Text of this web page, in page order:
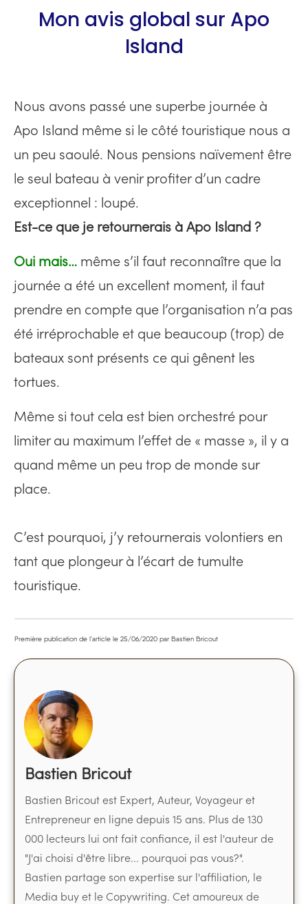
Mon avis global sur Apo
Island
Nous avons passé une superbe journée à
Apo Island même si le côté touristique nous a
un peu saoulé. Nous pensions naïvement être
le seul bateau à venir profiter d’un cadre
exceptionnel : loupé.
Est-ce que je retournerais à Apo Island ?
Oui mais… même s’il faut reconnaître que la
journée a été un excellent moment, il faut
prendre en compte que l’organisation n’a pas
été irréprochable et que beaucoup (trop) de
bateaux sont présents ce qui gênent les
tortues.
Même si tout cela est bien orchestré pour
limiter au maximum l’effet de « masse », il y a
quand même un peu trop de monde sur
place.
C’est pourquoi, j’y retournerais volontiers en
tant que plongeur à l’écart de tumulte
touristique.
Première publication de l'article le 25/06/2020 par Bastien Bricout
Bastien Bricout
Bastien Bricout est Expert, Auteur, Voyageur et
Entrepreneur en ligne depuis 15 ans. Plus de 130
000 lecteurs lui ont fait confiance, il est l'auteur de
"J'ai choisi d'être libre... pourquoi pas vous?".
Bastien partage son expertise sur l'affiliation, le
Media buy et le Copywriting. Cet amoureux de